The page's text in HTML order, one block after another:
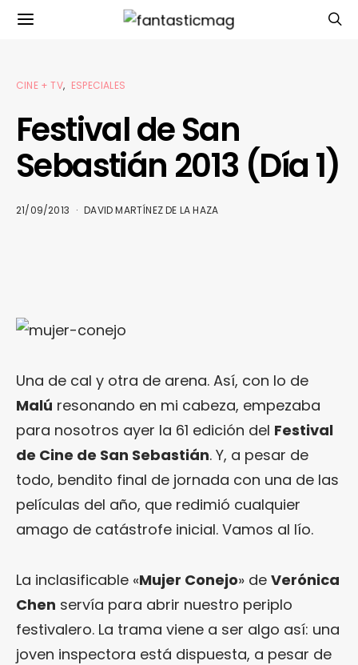
CINE + TV ESPECIALES
Festival de San
Sebastián 2013 (Día 1)
21/09/2013 DAVID MARTÍNEZ DE LA HAZA
Una de cal y otra de arena. Así, con lo de
Malú resonando en mi cabeza, empezaba
para nosotros ayer la 61 edición del Festival
de Cine de San Sebastián. Y, a pesar de
todo, bendito final de jornada con una de las
películas del año, que redimió cualquier
amago de catástrofe inicial. Vamos al lío.
La inclasificable «Mujer Conejo» de Verónica
Chen servía para abrir nuestro periplo
festivalero. La trama viene a ser algo así: una
joven inspectora está dispuesta, a pesar de